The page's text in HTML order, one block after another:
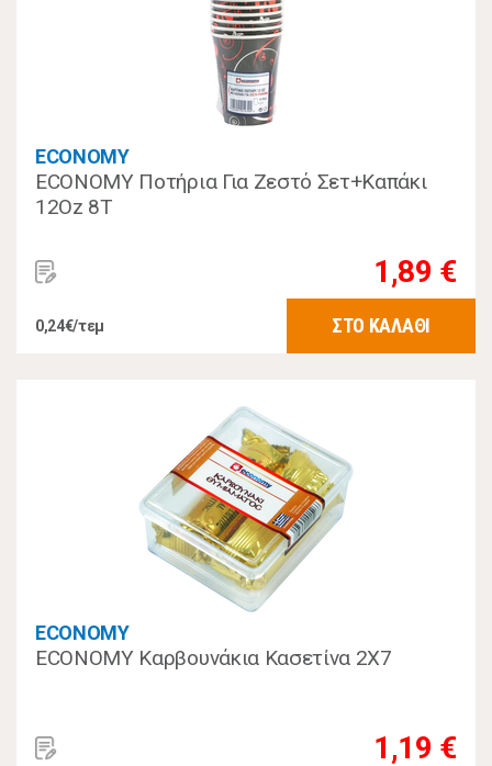
ECONOMY
ECONOMY Ποτήρια Για Ζεστό Σετ+Καπάκι
12Oz 8Τ
1,89 €
0,24€/τεμ ΣΤΟ ΚΑΛΑΘΙ
ECONOMY
ECONOMY Καρβουνάκια Κασετίνα 2Χ7
1,19 €